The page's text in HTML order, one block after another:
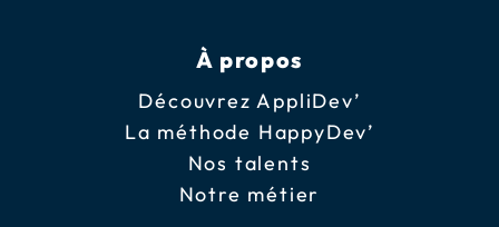
À propos
Découvrez AppliDev’
La méthode HappyDev’
Nos talents
Notre métier